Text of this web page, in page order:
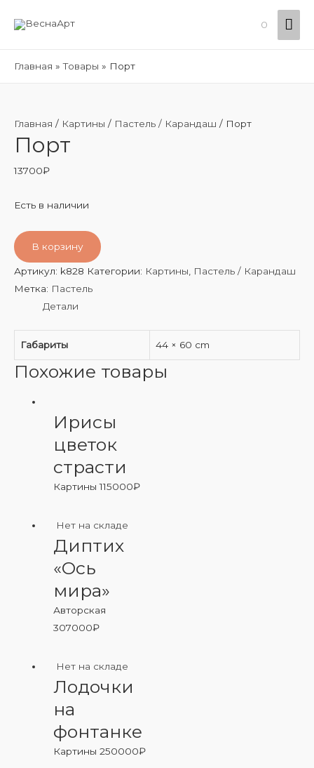
0
Главная Товары Порт
Главная / Картины / Пастель / Карандаш / Порт
Порт
13700₽
Есть в наличии
В корзину
Артикул: k828 Категории: Картины
Пастель / Карандаш
Метка: Пастель
Детали
Габариты 44 × 60 cm
Похожие товары
Ирисы
цветок
страсти
Картины115000₽
Нет на складе
Диптих
«Ось
мира»
Авторская
307000₽
Нет на складе
Лодочки
на
фонтанке
Картины250000₽